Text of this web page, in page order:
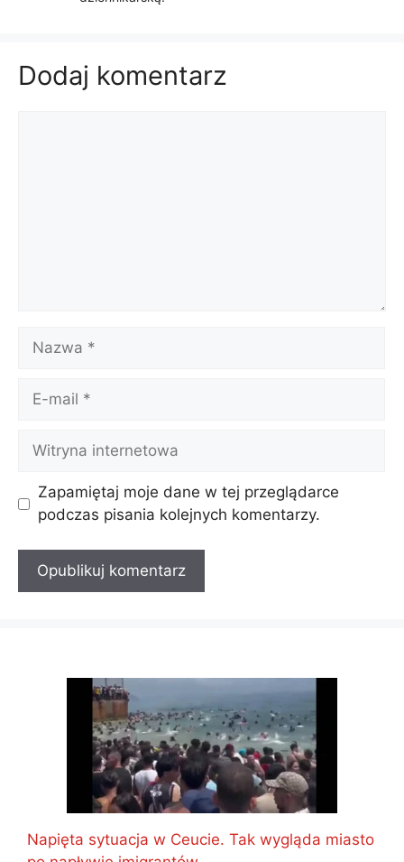
Dodaj komentarz
Nazwa
Witryna
internetowa
Zapamiętaj moje dane w tej przeglądarce
podczas pisania kolejnych komentarzy.
Napięta sytuacja w Ceucie. Tak wygląda miasto